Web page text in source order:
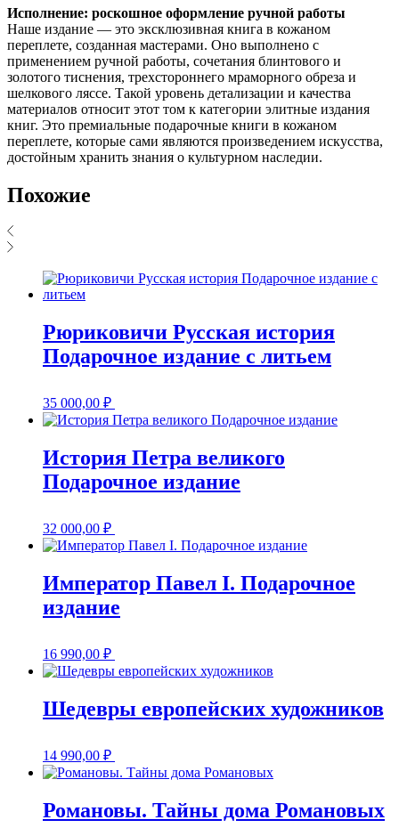
Исполнение: роскошное оформление ручной работы
Наше издание — это эксклюзивная книга в кожаном
переплете, созданная мастерами. Оно выполнено с
применением ручной работы, сочетания блинтового и
золотого тиснения, трехстороннего мраморного обреза и
шелкового ляссе. Такой уровень детализации и качества
материалов относит этот том к категории элитные издания
книг. Это премиальные подарочные книги в кожаном
переплете, которые сами являются произведением искусства,
достойным хранить знания о культурном наследии.
Похожие
Рюриковичи Русская история
Подарочное издание с литьем
35 000,00 ₽
История Петра великого
Подарочное издание
32 000,00 ₽
Император Павел I. Подарочное
издание
16 990,00 ₽
Шедевры европейских художников
14 990,00 ₽
Романовы. Тайны дома Романовых